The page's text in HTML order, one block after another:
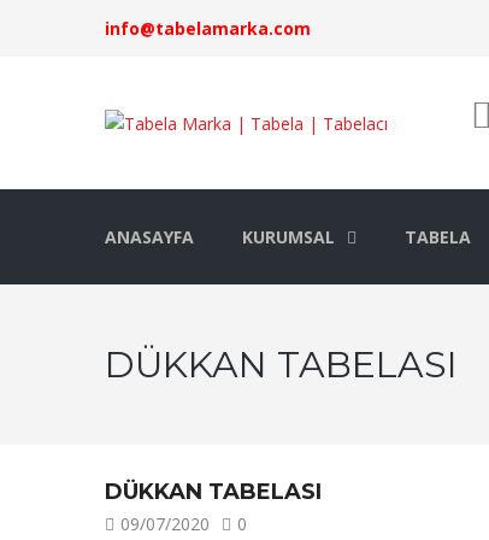
info@tabelamarka.com
ANASAYFA KURUMSAL TABELA
DÜKKAN TABELASI
DÜKKAN TABELASI
09/07/2020 0